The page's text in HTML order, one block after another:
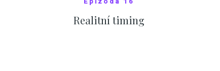
Realitní timing